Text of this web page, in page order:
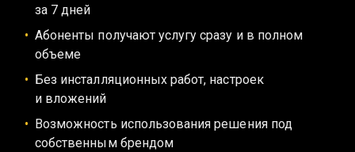
за 7 дней
Абоненты получают услугу сразу и в полном
объеме
Без инсталляционных работ, настроек
и вложений
Возможность использования решения под
собственным брендом